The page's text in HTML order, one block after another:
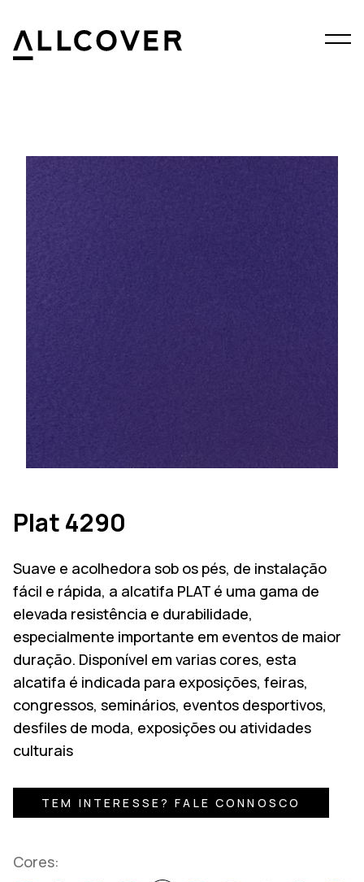
Menu
Plat 4290
Suave e acolhedora sob os pés, de instalação
fácil e rápida, a alcatifa PLAT é uma gama de
elevada resistência e durabilidade,
especialmente importante em eventos de maior
duração. Disponível em varias cores, esta
alcatifa é indicada para exposições, feiras,
congressos, seminários, eventos desportivos,
desfiles de moda, exposições ou atividades
culturais
TEM INTERESSE? FALE CONNOSCO
Cores: